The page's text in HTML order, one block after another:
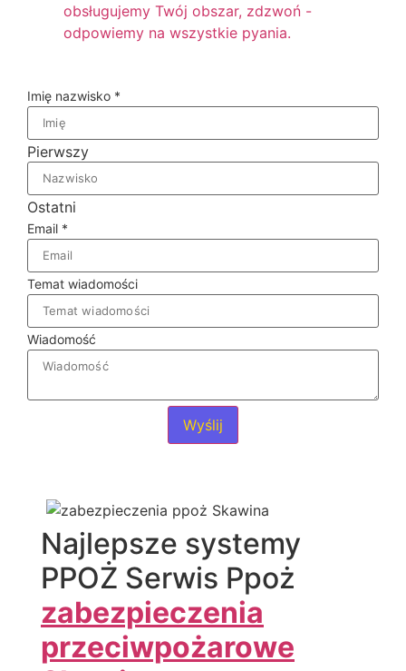
Imię nazwisko *
Pierwszy
Ostatni
Email *
Temat wiadomości
Wiadomość
Wyślij
obsługujemy Twój obszar, zdzwoń -
odpowiemy na wszystkie pyania.
Najlepsze systemy
PPOŻ Serwis Ppoż
zabezpieczenia
przeciwpożarowe